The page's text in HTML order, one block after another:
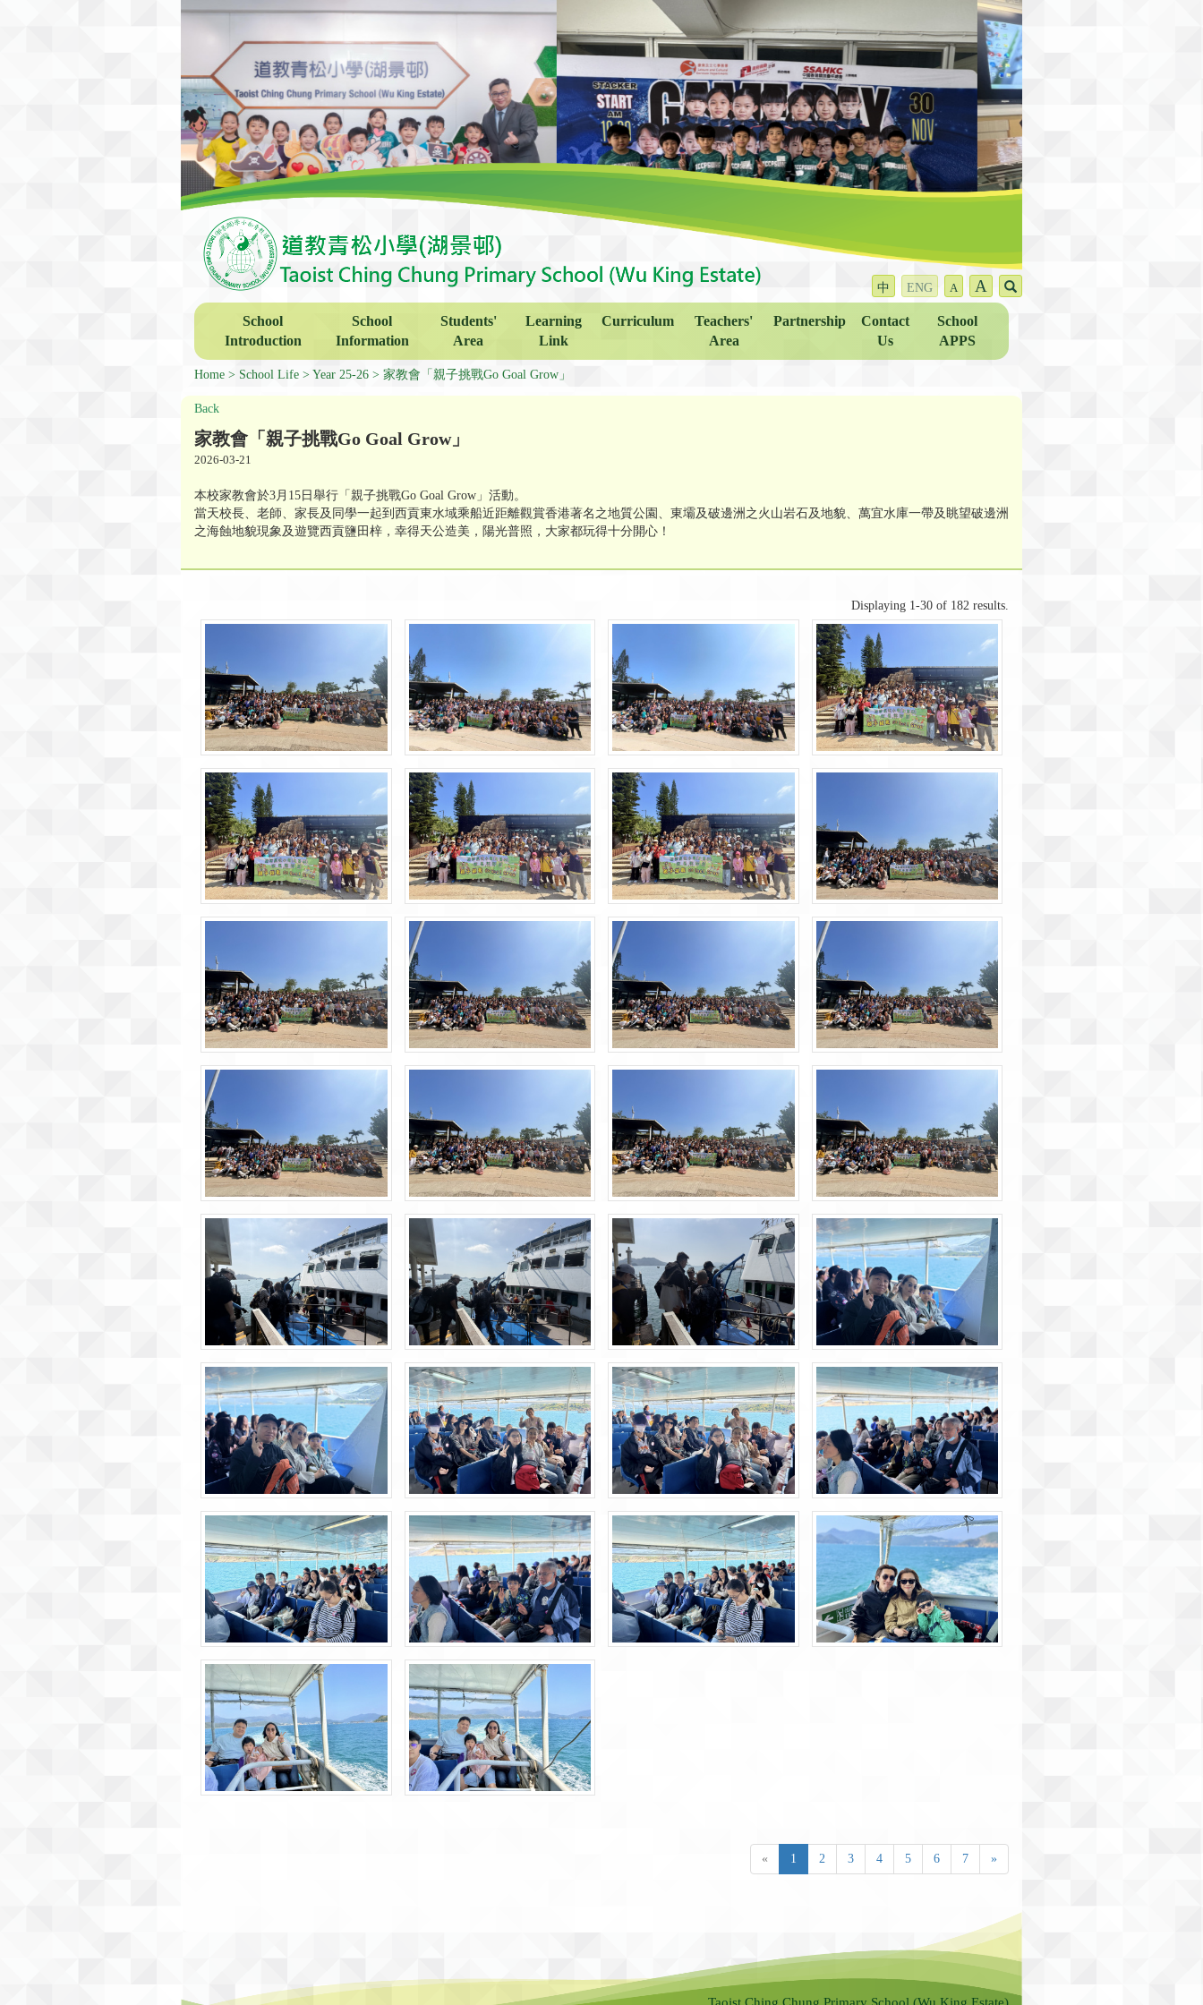
中 ENG A A
School
Introduction
School
Information
Students'
Area
Learning
Link
Curriculum
Teachers'
Area
Partnership
Contact
Us
School
APPS
Home School Life Year 25-26 家教會「親子挑戰Go Goal Grow」
Back
家教會「親子挑戰Go Goal Grow」
2026-03-21
本校家教會於3月15日舉行「親子挑戰Go Goal Grow」活動。
當天校長、老師、家長及同學一起到西貢東水域乘船近距離觀賞香港著名之地質公園、東壩及破邊洲之火山岩石及地貌、萬宜水庫一帶及眺望破邊洲
之海蝕地貌現象及遊覽西貢鹽田梓，幸得天公造美，陽光普照，大家都玩得十分開心！
Displaying 1-30 of 182 results.
« 1 2 3 4 5 6 7 »